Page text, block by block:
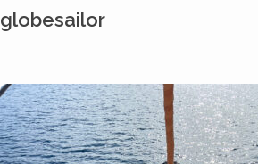
globesailor